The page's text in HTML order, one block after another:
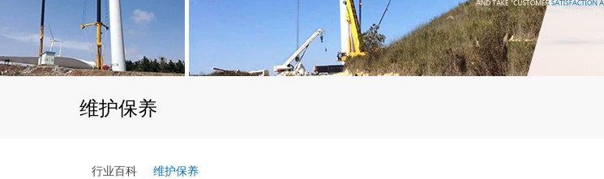
维护保养
行业百科 维护保养